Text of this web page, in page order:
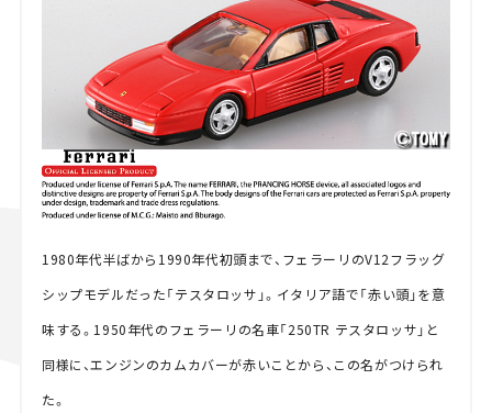
1980年代半ばから1990年代初頭まで、フェラーリのV12フラッグ
シップモデルだった「テスタロッサ」。イタリア語で「赤い頭」を意
味する。1950年代のフェラーリの名車「250TR テスタロッサ」と
同様に、エンジンのカムカバーが赤いことから、この名がつけられ
た。